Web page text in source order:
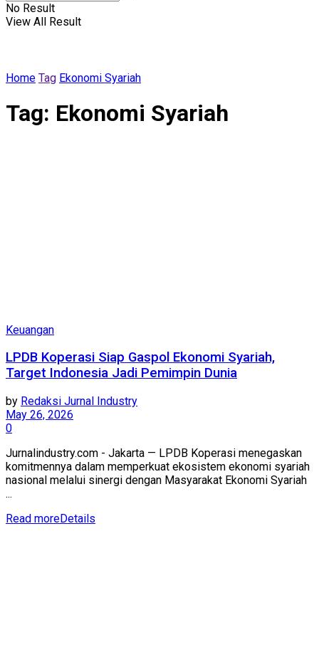
No Result
View All Result
Home Tag Ekonomi Syariah
Tag: Ekonomi Syariah
Keuangan
LPDB Koperasi Siap Gaspol Ekonomi Syariah,
Target Indonesia Jadi Pemimpin Dunia
by Redaksi Jurnal Industry
May 26, 2026
0
Jurnalindustry.com - Jakarta — LPDB Koperasi menegaskan
komitmennya dalam memperkuat ekosistem ekonomi syariah
nasional melalui sinergi dengan Masyarakat Ekonomi Syariah
...
Read moreDetails